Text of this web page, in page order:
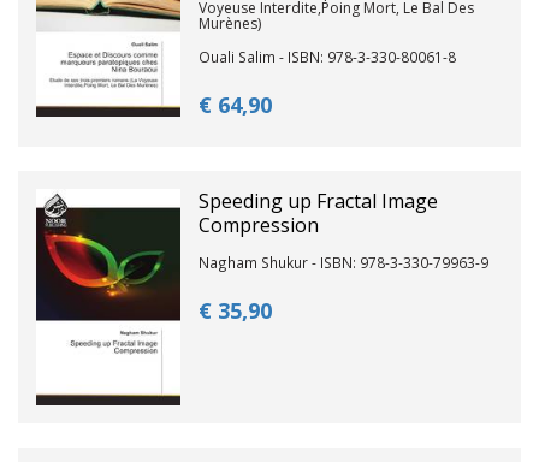
Voyeuse Interdite,Poing Mort, Le Bal Des
Murènes)
Ouali Salim - ISBN: 978-3-330-80061-8
€ 64,90
Speeding up Fractal Image
Compression
Nagham Shukur - ISBN: 978-3-330-79963-9
€ 35,90